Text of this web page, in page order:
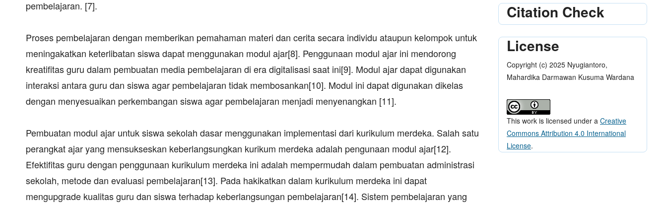
pembelajaran. [7].
Proses pembelajaran dengan memberikan pemahaman materi dan cerita secara individu ataupun kelompok untuk
meningakatkan keterlibatan siswa dapat menggunakan modul ajar[8]. Penggunaan modul ajar ini mendorong
kreatifitas guru dalam pembuatan media pembelajaran di era digitalisasi saat ini[9]. Modul ajar dapat digunakan
interaksi antara guru dan siswa agar pembelajaran tidak membosankan[10]. Modul ini dapat digunakan dikelas
dengan menyesuaikan perkembangan siswa agar pembelajaran menjadi menyenangkan [11].
Pembuatan modul ajar untuk siswa sekolah dasar menggunakan implementasi dari kurikulum merdeka. Salah satu
perangkat ajar yang mensukseskan keberlangsungkan kurikum merdeka adalah pengunaan modul ajar[12].
Efektifitas guru dengan penggunaan kurikulum merdeka ini adalah mempermudah dalam pembuatan administrasi
sekolah, metode dan evaluasi pembelajaran[13]. Pada hakikatkan dalam kurikulum merdeka ini dapat
mengupgrade kualitas guru dan siswa terhadap keberlangsungan pembelajaran[14]. Sistem pembelajaran yang
Citation Check
License
Copyright (c) 2025 Nyugiantoro,
Mahardika Darmawan Kusuma Wardana
This work is licensed under a Creative
Commons Attribution 4.0 International
License.